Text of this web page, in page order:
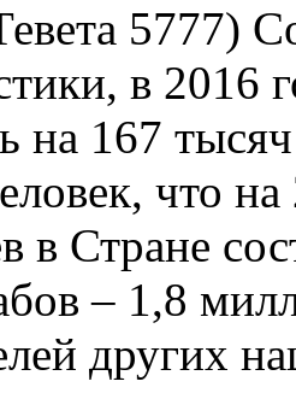
5777)
в 2016
на 167
что
в Стране
– 1,8
других